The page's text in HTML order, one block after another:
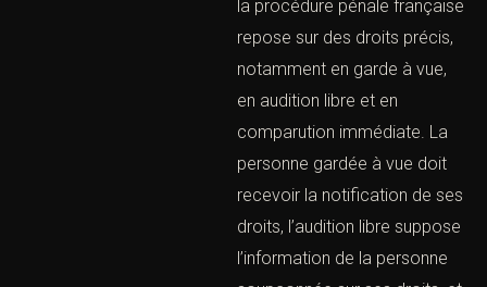
leviers juridiques, les
risques, les faiblesses du
dossier, les preuves
démarches utiles. Le
cabinet doit expliquer
préparer le client et adapter
la stratégie selon les